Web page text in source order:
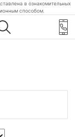
в ознакомительных
способом.